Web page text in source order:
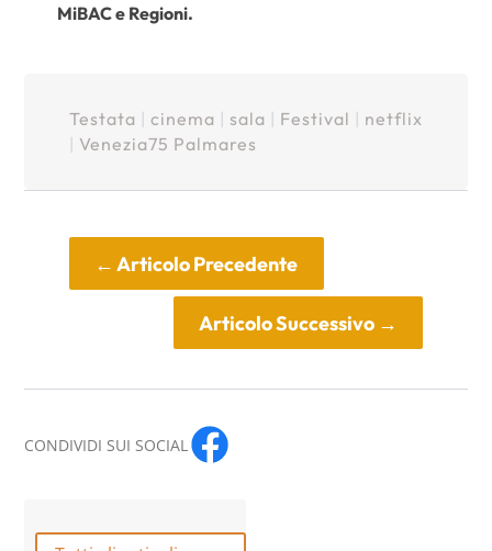
MiBAC e Regioni.
Testata cinema sala Festival
netflix
Venezia75 Palmares
←Articolo Precedente
Articolo Successivo→
CONDIVIDI SUI SOCIAL